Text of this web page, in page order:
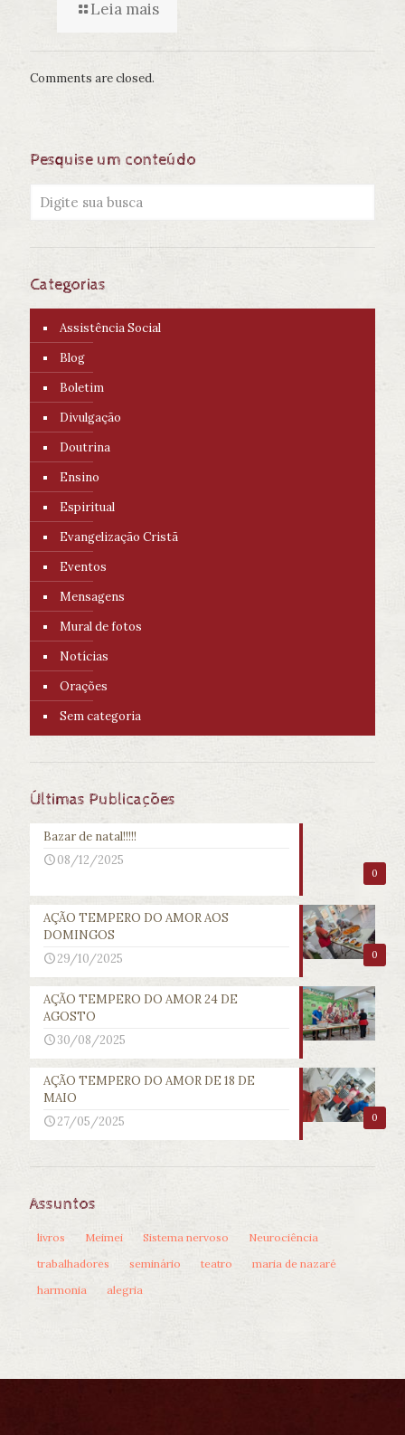
Leia mais
Comments are closed.
Pesquise um conteúdo
Categorias
Assistência Social
Blog
Boletim
Divulgação
Doutrina
Ensino
Espiritual
Evangelização Cristã
Eventos
Mensagens
Mural de fotos
Notícias
Orações
Sem categoria
Últimas Publicações
0
Bazar de natal!!!!!
08/12/2025
0
AÇÃO TEMPERO DO AMOR AOS
DOMINGOS
29/10/2025
AÇÃO TEMPERO DO AMOR 24 DE
AGOSTO
30/08/2025
0
AÇÃO TEMPERO DO AMOR DE 18 DE
MAIO
27/05/2025
Assuntos
livros Meimei Sistema nervoso
Neurociência
trabalhadores
seminário teatro
maria de nazaré
harmonia
alegria